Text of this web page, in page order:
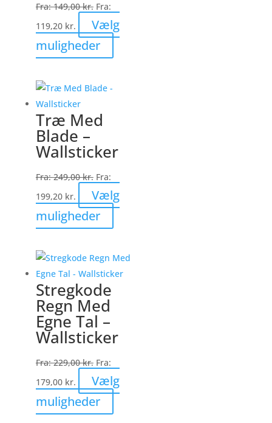
på
varesiden
Fra:149,00kr. Fra:
119,20 kr.
Vælg
muligheder
vare
vælges
varesiden
Træ Med
Blade –
Wallsticker
Fra:249,00kr. Fra:
199,20 kr.
Vælg
muligheder
vare
flere
varianter.
på
Stregkode
Regn Med
Egne Tal –
Wallsticker
Fra:229,00kr. Fra:
179,00 kr.
Vælg
muligheder
vare